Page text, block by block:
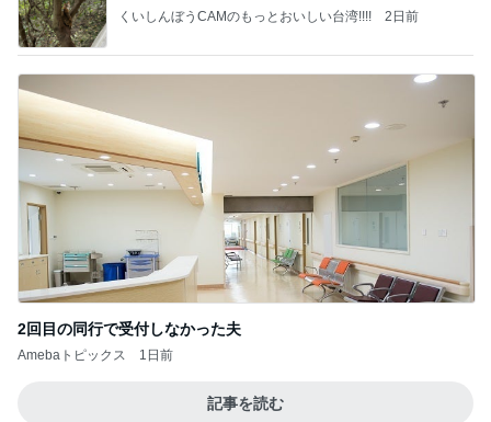
くいしんぼうCAMのもっとおいしい台湾!!!! 2日前
2回目の同行で受付しなかった夫
Amebaトピックス 1日前
記事を読む